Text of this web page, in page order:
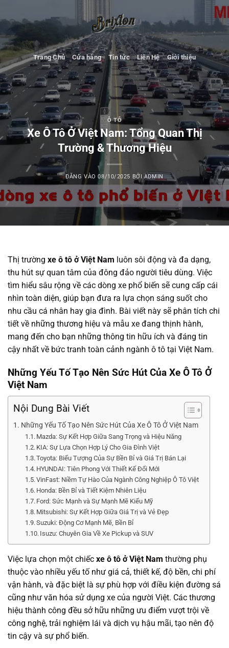
qua
dung
Trang Chủ Cửa hàng Tin tức Liên Hệ Giới thiệu
Ô TÔ
Xe Ô Tô Ở Việt Nam: Tổng Quan Thị
Trường & Thương Hiệu
ĐĂNG VÀO08/10/2025 BỞIADMIN
Thị trường xe ô tô ở Việt Nam luôn sôi động và đa dạng,
thu hút sự quan tâm của đông đảo người tiêu dùng. Việc
tìm hiểu sâu rộng về các dòng xe phổ biến sẽ cung cấp cái
nhìn toàn diện, giúp bạn đưa ra lựa chọn sáng suốt cho
nhu cầu cá nhân hay gia đình. Bài viết này sẽ phân tích chi
tiết về những thương hiệu và mẫu xe đang thịnh hành,
mang đến cho bạn những thông tin hữu ích và đáng tin
cậy nhất về bức tranh toàn cảnh ngành ô tô tại Việt Nam.
Những Yếu Tố Tạo Nên Sức Hút Của Xe Ô Tô Ở
Việt Nam
Nội Dung Bài Viết
Những Yếu Tố Tạo Nên Sức Hút Của Xe Ô Tô Ở Việt Nam
Mazda: Sự Kết Hợp Giữa Sang Trọng và Hiệu Năng
KIA: Sự Lựa Chọn Hợp Lý Cho Gia Đình Việt
Toyota: Biểu Tượng Của Sự Bền Bỉ và Giá Trị Bán Lại
HYUNDAI: Tiên Phong Với Thiết Kế Đổi Mới
VinFast: Niềm Tự Hào Của Ngành Công Nghiệp Ô Tô Việt
Honda: Bền Bỉ và Tiết Kiệm Nhiên Liệu
Ford: Sức Mạnh và Sự Mạnh Mẽ Kiểu Mỹ
Mitsubishi: Sự Kết Hợp Giữa Giá Trị và Vẻ Đẹp
Suzuki: Động Cơ Mạnh Mẽ, Bền Bỉ
Isuzu: Chuyên Gia Về Xe Pickup và SUV
Việc lựa chọn một chiếc xe ô tô ở Việt Nam thường phụ
thuộc vào nhiều yếu tố như giá cả, thiết kế, độ bền, chi phí
vận hành, và đặc biệt là sự phù hợp với điều kiện đường sá
cũng như văn hóa sử dụng xe của người Việt. Các thương
hiệu thành công đều sở hữu những ưu điểm vượt trội về
công nghệ, trải nghiệm lái và dịch vụ hậu mãi, tạo nên độ
tin cậy và sự phổ biến.